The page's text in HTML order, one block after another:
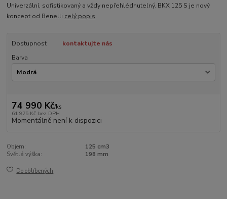
Univerzální, sofistikovaný a vždy nepřehlédnutelný. BKX 125 S je nový
koncept od Benelli celý popis
Dostupnost
kontaktujte nás
Barva
74 990 Kč/ks
61 975 Kč bez DPH
Momentálně není k dispozici
Objem:
125 cm3
Světlá výška:
198 mm
Do oblíbených